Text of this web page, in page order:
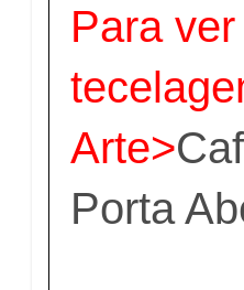
Para
Arte>
Porta